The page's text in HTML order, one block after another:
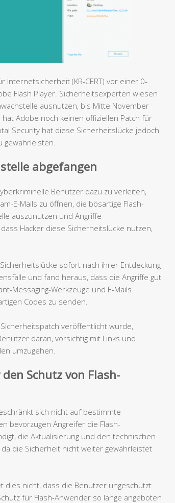
(KR-CERT) vor einer 0-
Flash Player. Sicherheitsexperten wiesen
ausnutzen, bis Mitte November
Adobe noch keinen offiziellen Patch für
Security hat diese Sicherheitslücke jedoch
gewährleisten.
abgefangen
Benutzer dazu zu verleiten,
E-Mails zu öffnen, die bösartige Flash-
auszunutzen und Angriffe
Hacker diese Sicherheitslücke nutzen,
sofort nach ihrer Entdeckung
und fand heraus, dass die Angriffe gut
Messaging-Werkzeuge und E-Mails
Codes zu senden.
veröffentlicht wurde,
daran, vorsichtig mit Links und
umzugehen.
Schutz von Flash-
sich nicht auf bestimmte
bevorzugen Angreifer die Flash-
die Aktualisierung und den technischen
die Sicherheit nicht weiter gewährleistet
dies nicht, dass die Benutzer ungeschützt
für Flash-Anwender so lange angeboten